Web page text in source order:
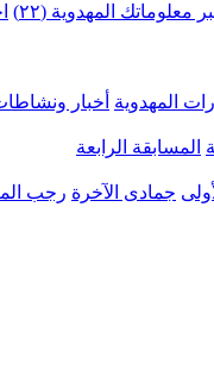
معلوماتك المهدوية (٢٢)
المهدوية أخبار
المسابقة الرابعة
جمادى الآخرة رجب